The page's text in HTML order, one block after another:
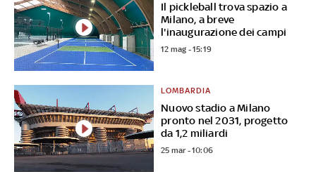
Il pickleball trova spazio a
Milano, a breve
l'inaugurazione dei campi
12 mag - 15:19
Nuovo stadio a Milano
pronto nel 2031, progetto
da 1,2 miliardi
LOMBARDIA
25 mar - 10:06